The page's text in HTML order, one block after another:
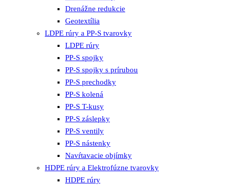
Drenážne redukcie
Geotextília
LDPE rúry a PP-S tvarovky
LDPE rúry
PP-S spojky
PP-S spojky s prírubou
PP-S prechodky
PP-S kolená
PP-S T-kusy
PP-S záslepky
PP-S ventily
PP-S nástenky
Navŕtavacie objímky
HDPE rúry a Elektrofúzne tvarovky
HDPE rúry